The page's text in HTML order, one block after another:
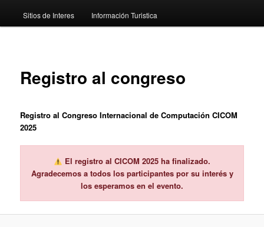
Sitios de Interes Información Turistica
Registro al congreso
Registro al Congreso Internacional de Computación CICOM
2025
El registro al CICOM 2025 ha finalizado.
Agradecemos a todos los participantes por su interés y
los esperamos en el evento.